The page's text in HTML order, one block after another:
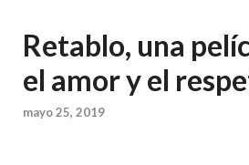
Retablo, una
el amor y el
mayo 25, 2019